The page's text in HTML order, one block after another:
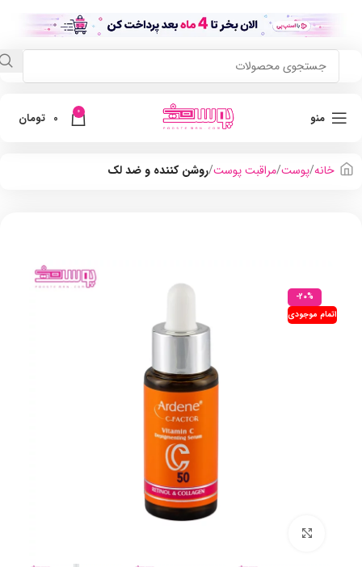
منو 0
0 تومان
خانه پوست مراقبت پوست روشن کننده و ضد لک
-20%
اتمام موجودی